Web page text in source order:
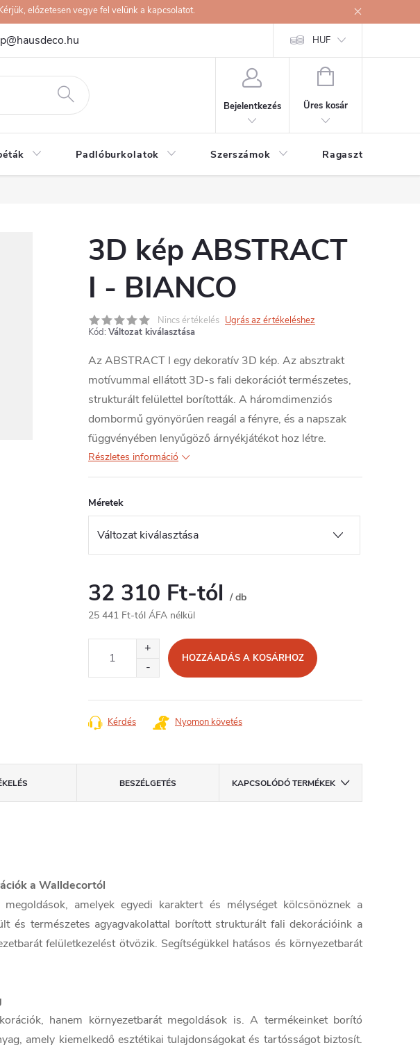
előzetesen vegye fel velünk a kapcsolatot.
HUF
Bejelentkezés
KOSÁR
Üres kosár
Padlóburkolatok Szerszámok Ragasztók
3D kép ABSTRACT
I - BIANCO
Nincs értékelés Ugrás az értékeléshez
Kód: Változat kiválasztása
Az ABSTRACT I egy dekoratív 3D kép. Az absztrakt
motívummal ellátott 3D-s fali dekorációt természetes,
strukturált felülettel borították. A háromdimenziós
dombormű gyönyörűen reagál a fényre, és a napszak
függvényében lenyűgöző árnyékjátékot hoz létre.
Részletes információ
Méretek
32 310 Ft-tól / db
25 441 Ft-tól ÁFA nélkül
HOZZÁADÁS A KOSÁRHOZ
Kérdés Nyomon követés
BESZÉLGETÉS KAPCSOLÓDÓ TERMÉKEK
a Walldecortól
amelyek egyedi karaktert és mélységet kölcsönöznek a
és természetes agyagvakolattal borított strukturált fali dekorációink a
felületkezelést ötvözik. Segítségükkel hatásos és környezetbarát
hanem környezetbarát megoldások is. A termékeinket borító
amely kiemelkedő esztétikai tulajdonságokat és tartósságot biztosít.